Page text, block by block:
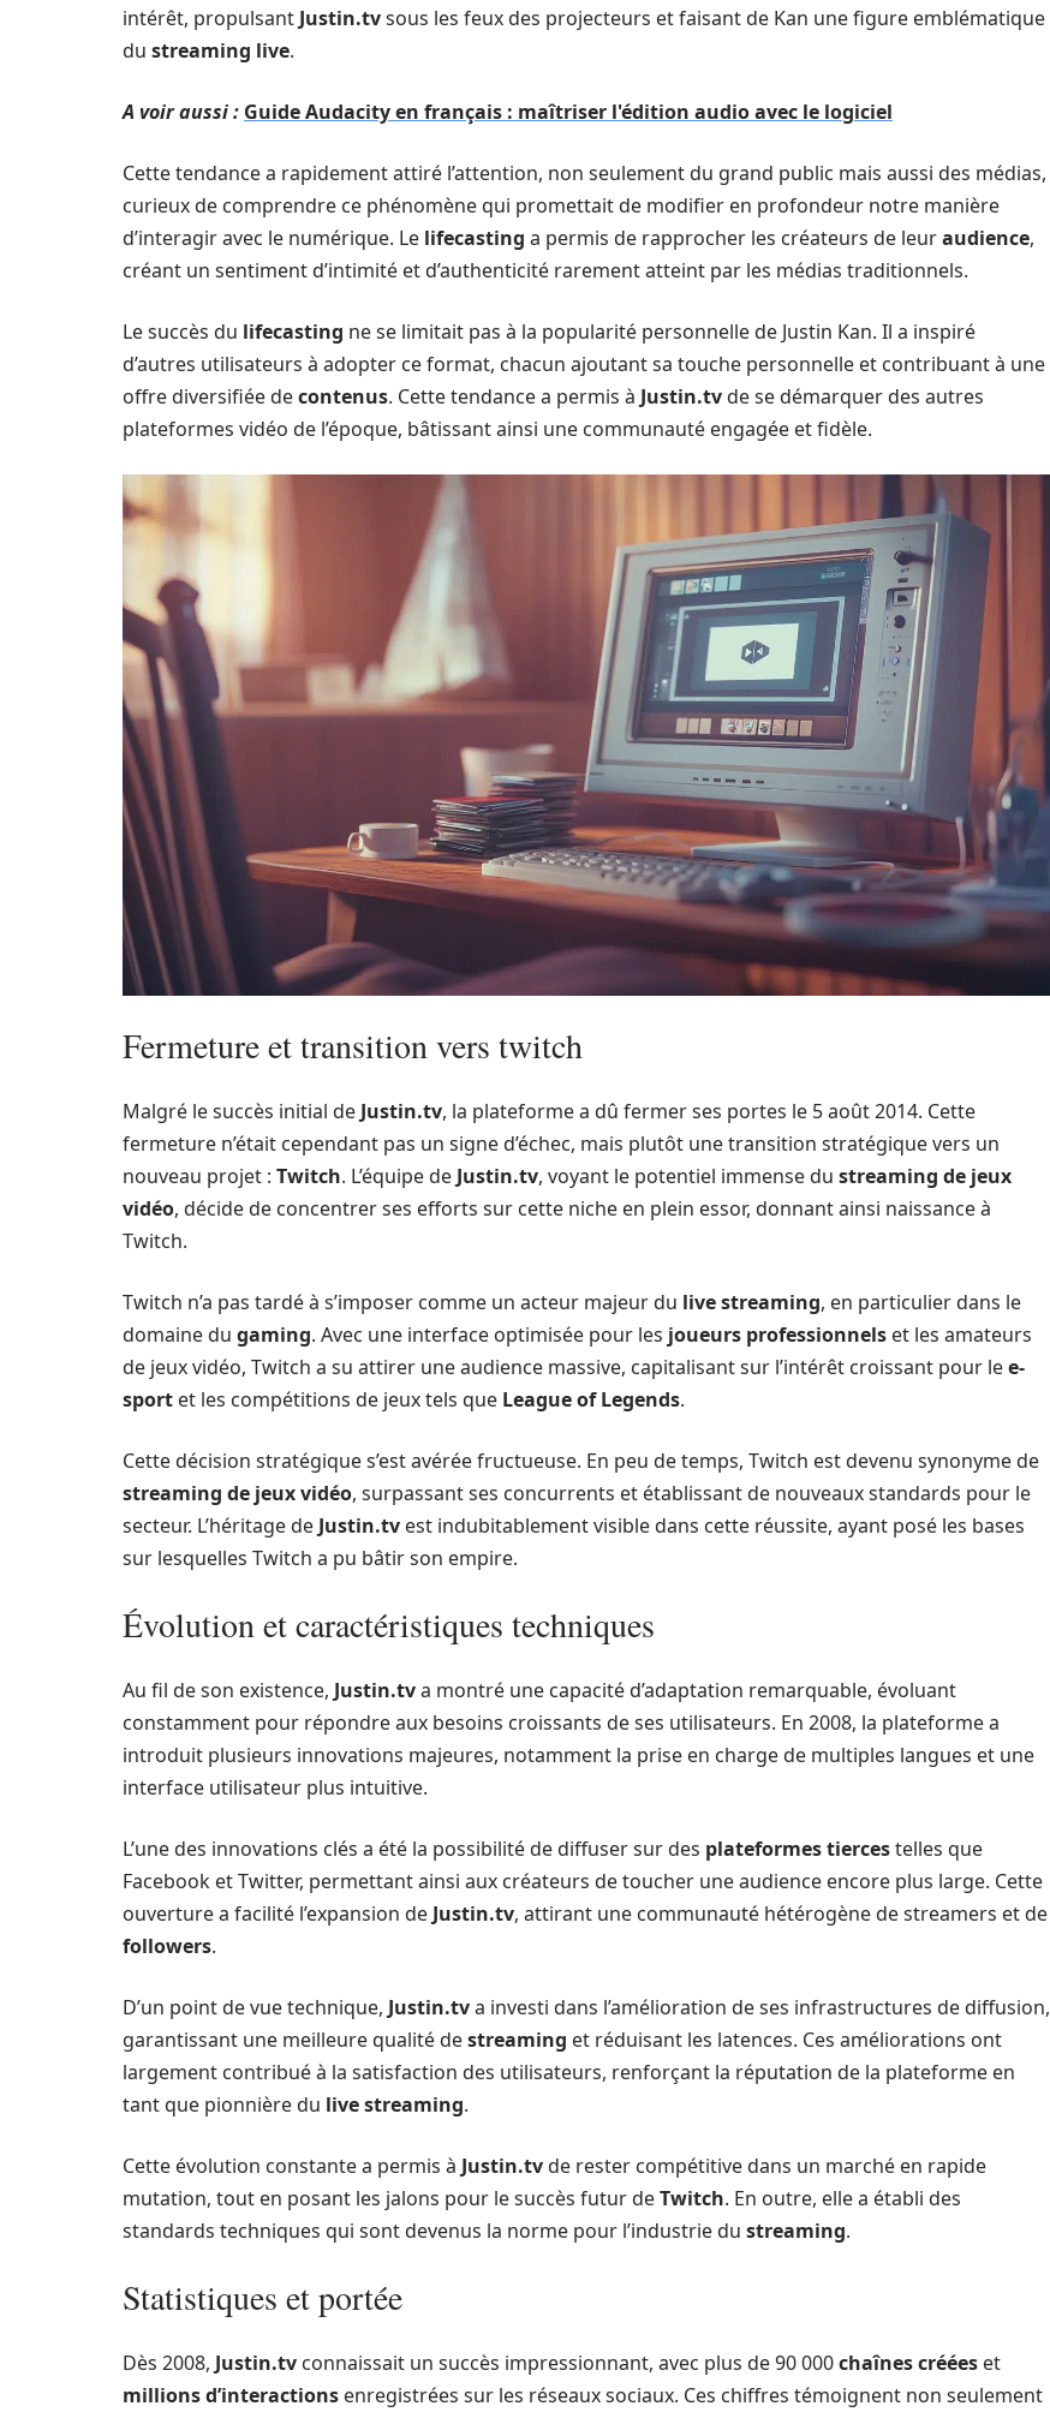
intérêt, propulsant Justin.tvsous les feux des projecteurs et faisant de Kan une figure emblématique
du streaming live.
A voir aussi : Guide Audacity en français : maîtriser l'édition audio avec le logiciel
Cette tendance a rapidement attiré l’attention, non seulement du grand public mais aussi des médias,
curieux de comprendre ce phénomène qui promettait de modifier en profondeur notre manière
d’interagir avec le numérique. Le lifecasting a permis de rapprocher les créateurs de leuraudience,
créant un sentiment d’intimité et d’authenticité rarement atteint par les médias traditionnels.
Le succès du lifecasting ne se limitait pas à la popularité personnelle de Justin Kan. Il a inspiré
d’autres utilisateurs à adopter ce format, chacun ajoutant sa touche personnelle et contribuant à une
offre diversifiée decontenus. Cette tendance a permis à Justin.tvde se démarquer des autres
plateformes vidéo de l’époque, bâtissant ainsi une communauté engagée et fidèle.
Fermeture et transition vers twitch
Malgré le succès initial de Justin.tv, la plateforme a dû fermer ses portes le 5 août 2014. Cette
fermeture n’était cependant pas un signe d’échec, mais plutôt une transition stratégique vers un
nouveau projet : Twitch. L’équipe de Justin.tv, voyant le potentiel immense du streaming de jeux
vidéo, décide de concentrer ses efforts sur cette niche en plein essor, donnant ainsi naissance à
Twitch.
Twitch n’a pas tardé à s’imposer comme un acteur majeur du live streaming, en particulier dans le
domaine du gaming. Avec une interface optimisée pour les joueurs professionnels et les amateurs
de jeux vidéo, Twitch a su attirer une audience massive, capitalisant sur l’intérêt croissant pour lee-
sport et les compétitions de jeux tels que League of Legends.
Cette décision stratégique s’est avérée fructueuse. En peu de temps, Twitch est devenu synonyme de
streaming de jeux vidéo, surpassant ses concurrents et établissant de nouveaux standards pour le
secteur. L’héritage de Justin.tv est indubitablement visible dans cette réussite, ayant posé les bases
sur lesquelles Twitch a pu bâtir son empire.
Évolution et caractéristiques techniques
Au fil de son existence, Justin.tva montré une capacité d’adaptation remarquable, évoluant
constamment pour répondre aux besoins croissants de ses utilisateurs. En 2008, la plateforme a
introduit plusieurs innovations majeures, notamment la prise en charge de multiples langues et une
interface utilisateur plus intuitive.
L’une des innovations clés a été la possibilité de diffuser sur des plateformes tiercestelles que
Facebook et Twitter, permettant ainsi aux créateurs de toucher une audience encore plus large. Cette
ouverture a facilité l’expansion de Justin.tv, attirant une communauté hétérogène de streamers et de
followers.
D’un point de vue technique, Justin.tva investi dans l’amélioration de ses infrastructures de diffusion,
garantissant une meilleure qualité destreaming et réduisant les latences. Ces améliorations ont
largement contribué à la satisfaction des utilisateurs, renforçant la réputation de la plateforme en
tant que pionnière du live streaming.
Cette évolution constante a permis à Justin.tvde rester compétitive dans un marché en rapide
mutation, tout en posant les jalons pour le succès futur deTwitch. En outre, elle a établi des
standards techniques qui sont devenus la norme pour l’industrie du streaming.
Statistiques et portée
Dès 2008, Justin.tv connaissait un succès impressionnant, avec plus de 90 000chaînes créées et
millions d’interactions enregistrées sur les réseaux sociaux. Ces chiffres témoignent non seulement